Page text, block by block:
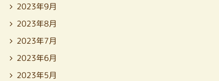
2023年9月
2023年8月
2023年7月
2023年6月
2023年5月